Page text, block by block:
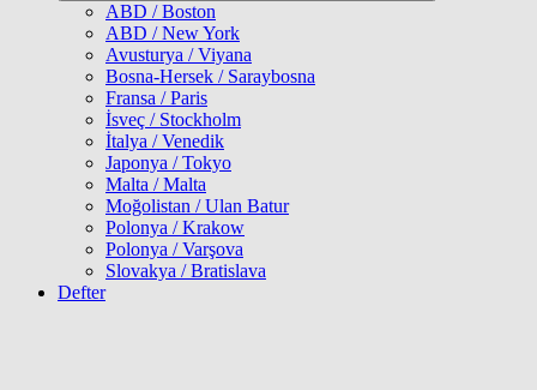
ABD / Boston
ABD / New York
Avusturya / Viyana
Bosna-Hersek / Saraybosna
Fransa / Paris
İsveç / Stockholm
İtalya / Venedik
Japonya / Tokyo
Malta / Malta
Moğolistan / Ulan Batur
Polonya / Krakow
Polonya / Varşova
Slovakya / Bratislava
Defter